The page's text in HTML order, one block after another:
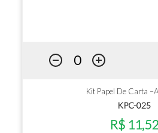
Kit Papel De Carta
KPC-025
R$ 11,52